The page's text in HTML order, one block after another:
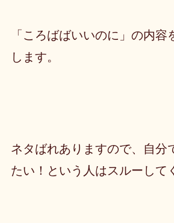
「ころばばいいのに」の内容
します。
ネタばれありますので、自分
たい！という人はスルーして